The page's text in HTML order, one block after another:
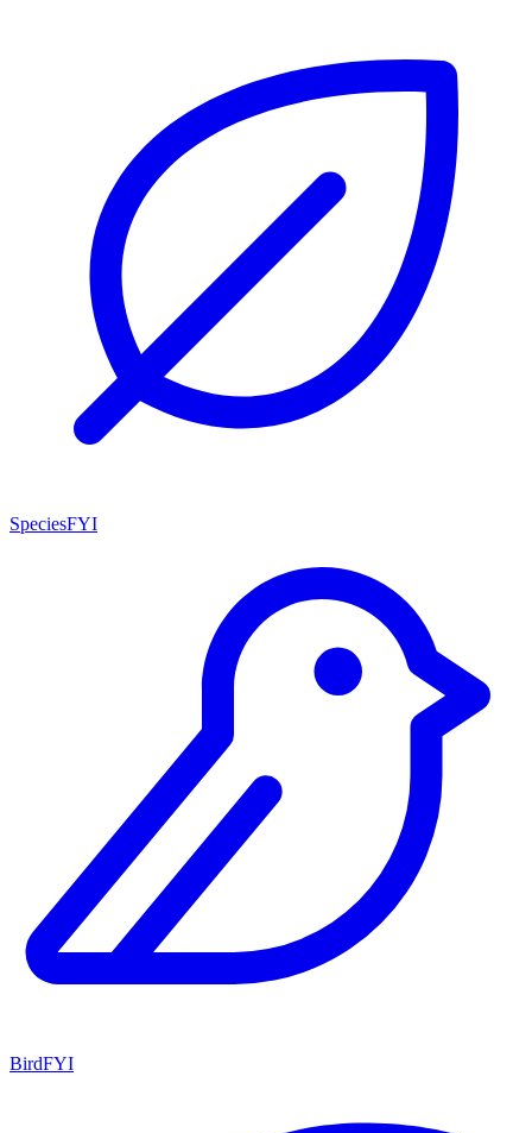
SpeciesFYI
BirdFYI